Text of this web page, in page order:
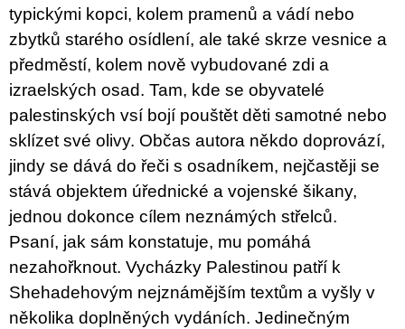
typickými kopci, kolem pramenů a vádí nebo
zbytků starého osídlení, ale také skrze vesnice a
předměstí, kolem nově vybudované zdi a
izraelských osad. Tam, kde se obyvatelé
palestinských vsí bojí pouštět děti samotné nebo
sklízet své olivy. Občas autora někdo doprovází,
jindy se dává do řeči s osadníkem, nejčastěji se
stává objektem úřednické a vojenské šikany,
jednou dokonce cílem neznámých střelců.
Psaní, jak sám konstatuje, mu pomáhá
nezahořknout. Vycházky Palestinou patří k
Shehadehovým nejznámějším textům a vyšly v
několika doplněných vydáních. Jedinečným